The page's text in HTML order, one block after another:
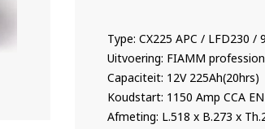
Type: CX225 APC / LFD230 /
Uitvoering: FIAMM
Capaciteit: 12V 225Ah(20hrs)
Koudstart: 1150 Amp CCA EN
Afmeting: L.518 x B.273 x